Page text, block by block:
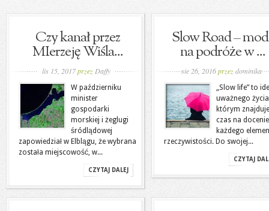
Czy kanał przez
MIerzeję Wiśla...
lis 15, 2017przez Daffy
W październiku
minister
gospodarki
morskiej i żeglugi
śródlądowej
zapowiedział w Elblągu, że wybrana
została miejscowość, w...
CZYTAJ DALEJ
Slow Road –
na podróże w ...
sie 26, 2016przezdominika
„Slow life” to
uważnego
którym
czas na
każdego
rzeczywistości. Do swojej...
CZYTAJ